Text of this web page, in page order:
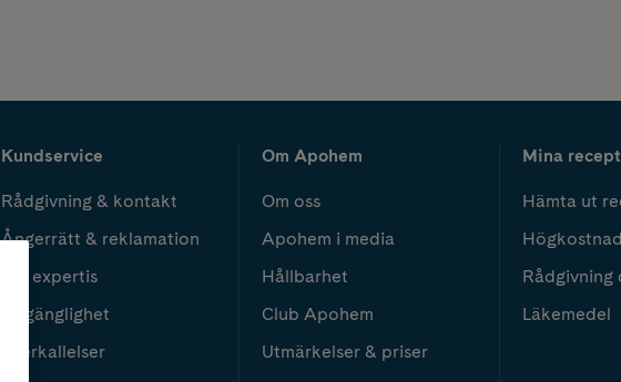
Kundservice
Rådgivning & kontakt
Ångerrätt & reklamation
Vår expertis
Tillgänglighet
Återkallelser
Om Apohem
Om oss
Apohem i media
Hållbarhet
Club Apohem
Utmärkelser & priser
Mina recept
Hämta ut
Rådgivning
Läkemedel